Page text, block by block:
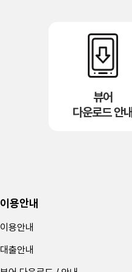
뷰어
다운로드 안내
이용안내
이용안내
대출안내